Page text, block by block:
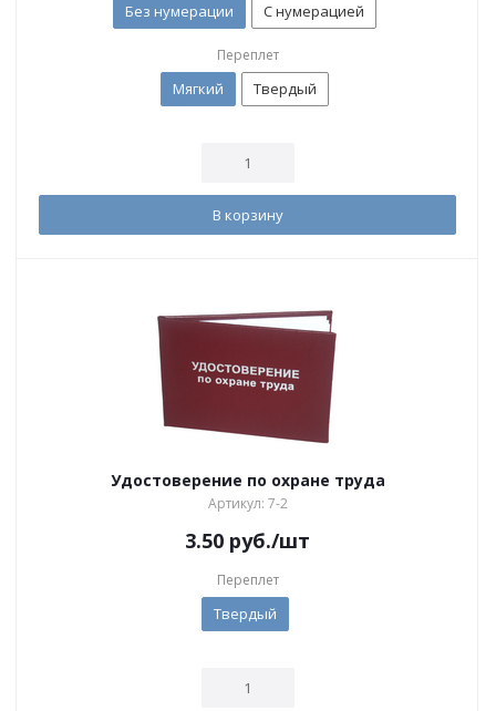
Без нумерации С нумерацией
Переплет
Мягкий Твердый
В корзину
Удостоверение по охране труда
Артикул: 7-2
3.50 руб./шт
Переплет
Твердый